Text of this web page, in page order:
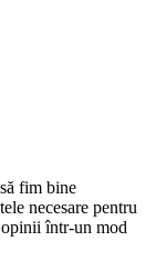
fim bine
necesare pentru
într-un mod